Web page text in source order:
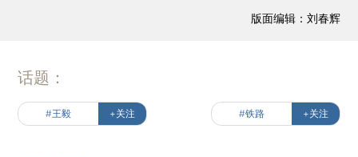
版面编辑：刘春辉
话题：
#王毅 +关注 #铁路 +关注